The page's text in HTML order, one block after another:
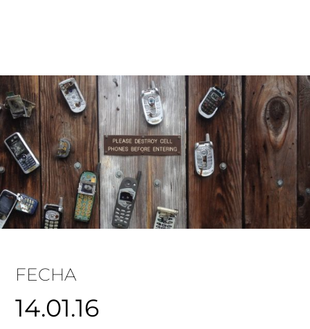
FECHA
14.01.16